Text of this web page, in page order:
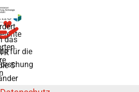
für die
das
5